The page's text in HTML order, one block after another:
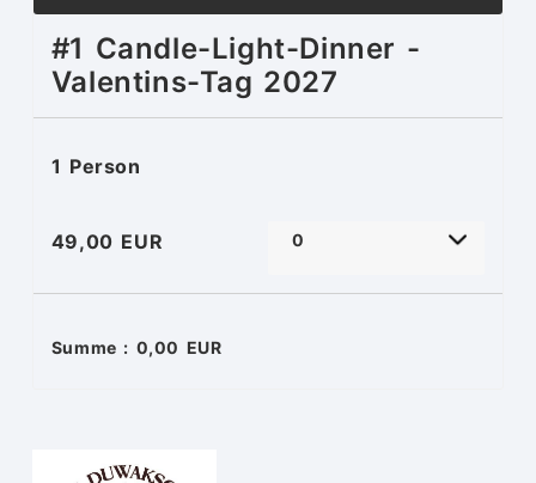
#1 Candle-Light-Dinner -
Valentins-Tag 2027
1 Person
49,00 EUR
Summe : 0,00 EUR